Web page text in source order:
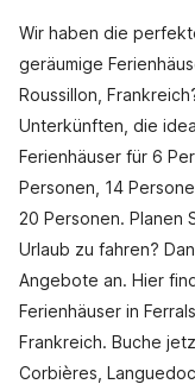
Wir haben die
geräumige
Roussillon,
Unterkünften, die
Ferienhäuser für 6
Personen, 14
20 Personen. Planen
Urlaub zu fahren?
Angebote an. Hier
Ferienhäuser in
Frankreich. Buche
Corbières,